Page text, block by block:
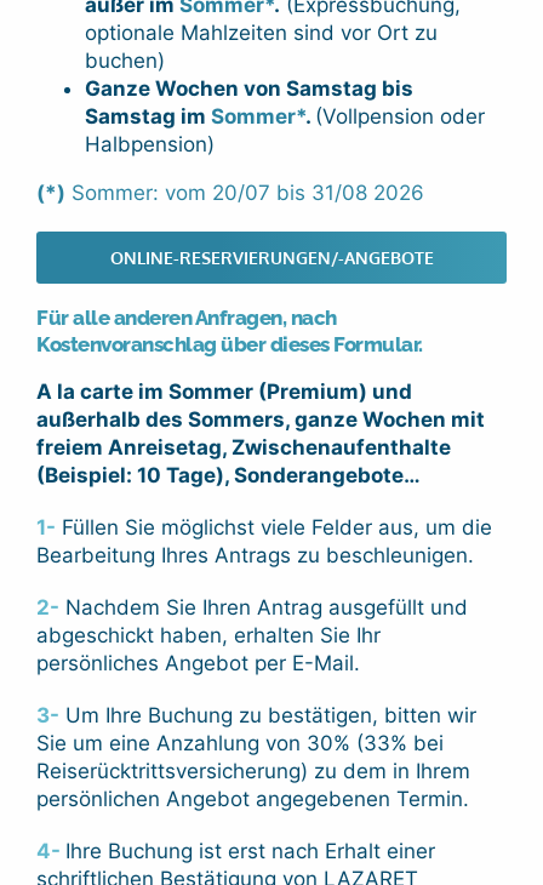
außer im Sommer*. (Expressbuchung,
optionale Mahlzeiten sind vor Ort zu
buchen)
Ganze Wochen von Samstag bis
Samstag im Sommer*. (Vollpension oder
Halbpension)
(*) Sommer: vom 20/07 bis 31/08 2026
ONLINE-RESERVIERUNGEN/-ANGEBOTE
Für alle anderen Anfragen, nach
Kostenvoranschlag über dieses Formular.
A la carte im Sommer (Premium) und
außerhalb des Sommers, ganze Wochen mit
freiem Anreisetag, Zwischenaufenthalte
(Beispiel: 10 Tage), Sonderangebote…
1- Füllen Sie möglichst viele Felder aus, um die
Bearbeitung Ihres Antrags zu beschleunigen.
2- Nachdem Sie Ihren Antrag ausgefüllt und
abgeschickt haben, erhalten Sie Ihr
persönliches Angebot per E-Mail.
3- Um Ihre Buchung zu bestätigen, bitten wir
Sie um eine Anzahlung von 30% (33% bei
Reiserücktrittsversicherung) zu dem in Ihrem
persönlichen Angebot angegebenen Termin.
4- Ihre Buchung ist erst nach Erhalt einer
schriftlichen Bestätigung von LAZARET